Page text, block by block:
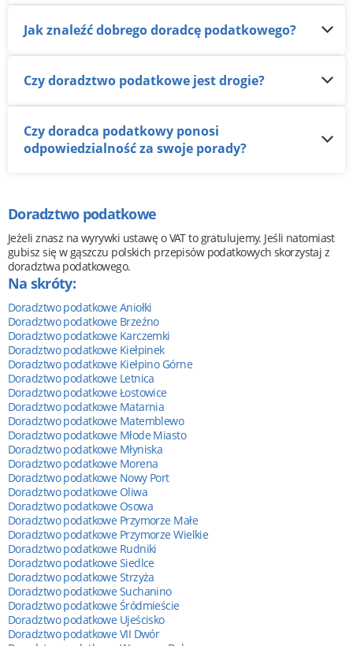
Jak znaleźć dobrego doradcę podatkowego?
Czy doradztwo podatkowe jest drogie?
Czy doradca podatkowy ponosi
odpowiedzialność za swoje porady?
Doradztwo podatkowe
Jeżeli znasz na wyrywki ustawę o VAT to gratulujemy. Jeśli natomiast
gubisz się w gąszczu polskich przepisów podatkowych skorzystaj z
doradztwa podatkowego.
Na skróty:
Doradztwo podatkowe Aniołki
Doradztwo podatkowe Brzeźno
Doradztwo podatkowe Karczemki
Doradztwo podatkowe Kiełpinek
Doradztwo podatkowe Kiełpino Górne
Doradztwo podatkowe Letnica
Doradztwo podatkowe Łostowice
Doradztwo podatkowe Matarnia
Doradztwo podatkowe Matemblewo
Doradztwo podatkowe Młode Miasto
Doradztwo podatkowe Młyniska
Doradztwo podatkowe Morena
Doradztwo podatkowe Nowy Port
Doradztwo podatkowe Oliwa
Doradztwo podatkowe Osowa
Doradztwo podatkowe Przymorze Małe
Doradztwo podatkowe Przymorze Wielkie
Doradztwo podatkowe Rudniki
Doradztwo podatkowe Siedlce
Doradztwo podatkowe Strzyża
Doradztwo podatkowe Suchanino
Doradztwo podatkowe Śródmieście
Doradztwo podatkowe Ujeścisko
Doradztwo podatkowe VII Dwór